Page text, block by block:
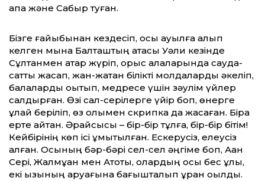
апа және Сабыр туған.
Бізге ғайыбынан кездесіп, осы ауылға алып
келген мына Балташтың атасы Уәли кезінде
Сұлтанмен қатар жүріп, орыс қалаларында сауда-
саттық жасап, жан-жақтан білікті молдаларды әкеліп,
балаларды оқытып, медресе үшін зәулім үйлер
салдырған. Өзі сал-серілерге үйір боп, өнерге
құлай беріліп, өз қолымен скрипка да жасаған. Бірақ
ерте қайтқан. Әрқайсысы – бір-бір тұлға, бір-бір бітім!
Кейбірінің көп ісі ұмытылған. Ескерусіз, елеусіз
қалған. Осының бәр-бәрі сел-сел әңгіме боп, Ақан
Сері, Жалмұқан мен Ақтоқты, олардың осы бес ұлы,
екі қызының аруағына бағышталып құран оқылды.